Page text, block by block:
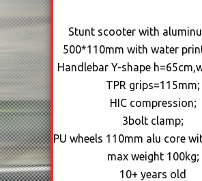
Stunt scooter with
500*110mm with water
Handlebar Y-shape
TPR grips=115mm;
HIC compression;
3bolt clamp;
PU wheels 110mm alu core
max weight 100kg;
10+ years old